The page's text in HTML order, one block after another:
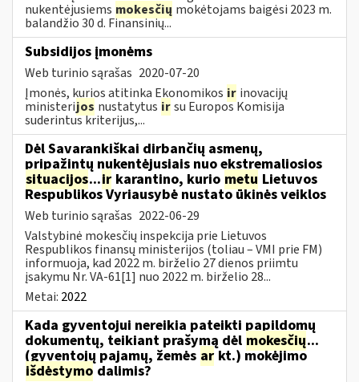
nukentėjusiems mokesčių mokėtojams baigėsi 2023 m.
balandžio 30 d. Finansinių...
Subsidijos įmonėms
Web turinio sąrašas 2020-07-20
Įmonės, kurios atitinka Ekonomikos ir inovacijų
ministerijos nustatytus irsu Europos Komisija
suderintus kriterijus,...
Dėl Savarankiškai dirbančių asmenų,
pripažintų nukentėjusiais nuo ekstremaliosios
situacijos...ir karantino, kurio metu Lietuvos
Respublikos Vyriausybė nustato ūkinės veiklos
Web turinio sąrašas 2022-06-29
Valstybinė mokesčių inspekcija prie Lietuvos
Respublikos finansų ministerijos (toliau – VMI prie FM)
informuoja, kad 2022 m. birželio 27 dienos priimtu
įsakymu Nr. VA-61[1] nuo 2022 m. birželio 28...
Metai: 2022
Kada gyventojui nereikia pateikti papildomų
dokumentų, teikiant prašymą dėl mokesčių...
(gyventojų pajamų, žemės ar kt.) mokėjimo
išdėstymo dalimis?